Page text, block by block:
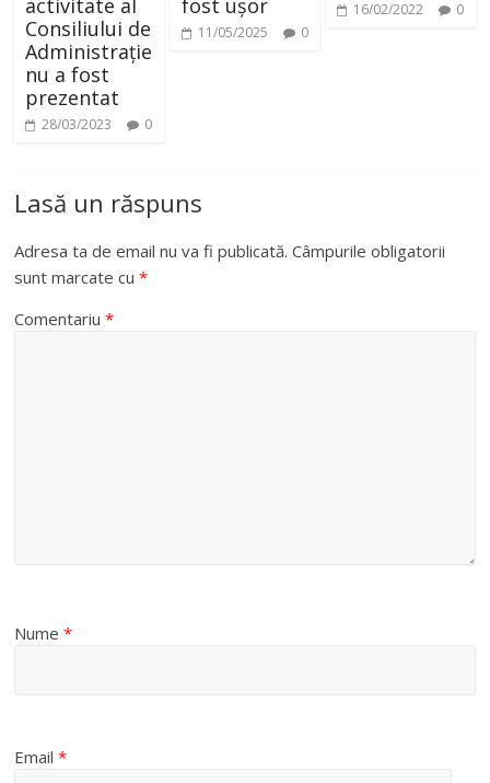
activitate al
Consiliului de
Administrație
nu a fost
prezentat
28/03/2023 0
fost ușor
11/05/2025 0
16/02/2022 0
Lasă un răspuns
Adresa ta de email nu va fi publicată. Câmpurile obligatorii
sunt marcate cu*
Comentariu*
Nume*
Email*